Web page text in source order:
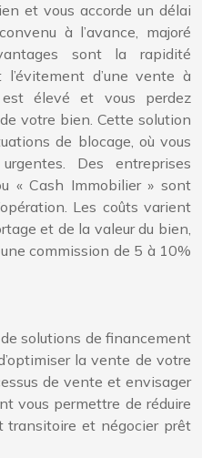
et vous accorde un délai
à l’avance, majoré
sont la rapidité
d’une vente à
élevé et vous perdez
votre bien. Cette solution
de blocage, où vous
Des entreprises
« Cash Immobilier » sont
Les coûts varient
et de la valeur du bien,
commission de 5 à 10%
solutions de financement
la vente de votre
de vente et envisager
vous permettre de réduire
transitoire et négocier prêt